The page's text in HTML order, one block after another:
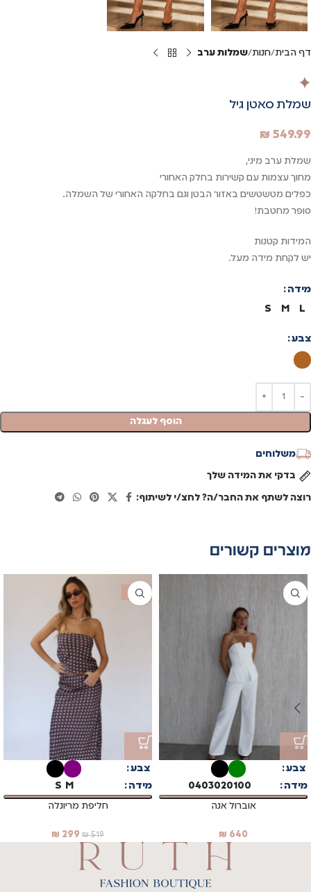
דף הבית חנות שמלות ערב
שמלת סאטן גיל
₪ 549.99
שמלת ערב מיני,
מחוך עצמות עם קשירות בחלק האחורי
כפלים מטשטשים באזור הבטן וגם בחלקה האחורי של השמלה.
סופר מחטבת!
המידות קטנות
יש לקחת מידה מעל.
מידה
L
M
S
צבע
הוסף לעגלה
משלוחים
בדקי את המידה שלך
רוצה לשתף את החבר/ה? לחצ/י לשיתוף:
מוצרים קשורים
צבע
מידה
00
01
02
03
04
אוברול אנה
₪ 640
SALE
צבע
מידה
M
S
חליפת מריונלה
₪519
₪ 299